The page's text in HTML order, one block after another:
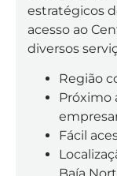
estratégicos
acesso ao
diversos
Região
Próximo
Fácil